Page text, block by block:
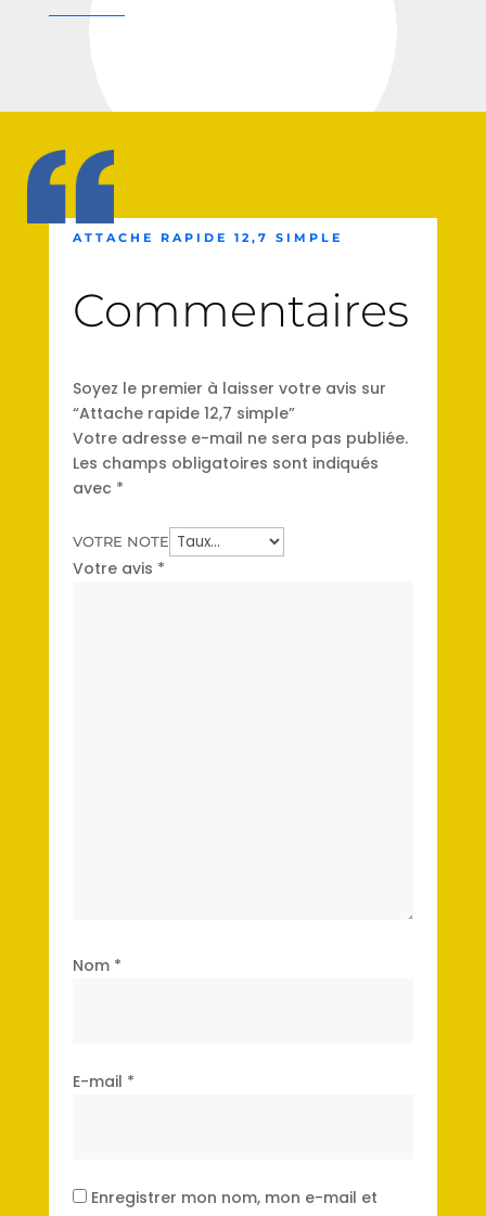
ATTACHE RAPIDE 12,7 SIMPLE
Commentaires
Soyez le premier à laisser votre avis sur
“Attache rapide 12,7 simple”
Votre adresse e-mail ne sera pas publiée.
Les champs obligatoires sont indiqués
avec *
VOTRE NOTE
Votre avis *
Nom *
E-mail *
Enregistrer mon nom, mon e-mail et